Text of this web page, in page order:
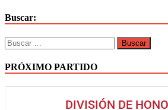
Buscar:
PRÓXIMO PARTIDO
DIVISIÓN DE